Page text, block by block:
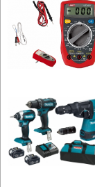
PRĄDOWE
ODZIEŻ
ROBOCZA
BHP
SPRZĘT
AGD